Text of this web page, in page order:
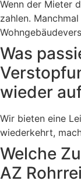
Wenn der Mieter
zahlen.
Was
wieder
Wir bieten eine
wiederkehrt,
Welche
AZ